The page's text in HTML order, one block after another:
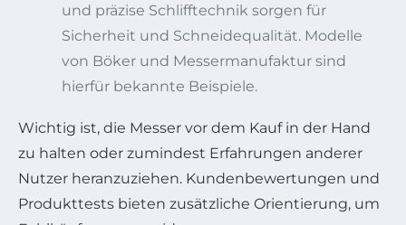
und präzise Schlifftechnik sorgen für
Sicherheit und Schneidequalität. Modelle
von Böker und Messermanufaktur sind
hierfür bekannte Beispiele.
Wichtig ist, die Messer vor dem Kauf in der Hand
zu halten oder zumindest Erfahrungen anderer
Nutzer heranzuziehen. Kundenbewertungen und
Produkttests bieten zusätzliche Orientierung, um